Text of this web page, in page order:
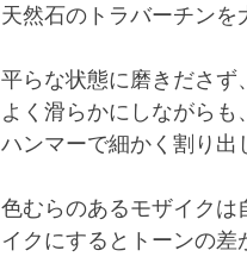
天然石のトラバーチンを
平らな状態に磨きださず
よく滑らかにしながら
ハンマーで細かく割り出
色むらのあるモザイクは
イクにするとトーンの差